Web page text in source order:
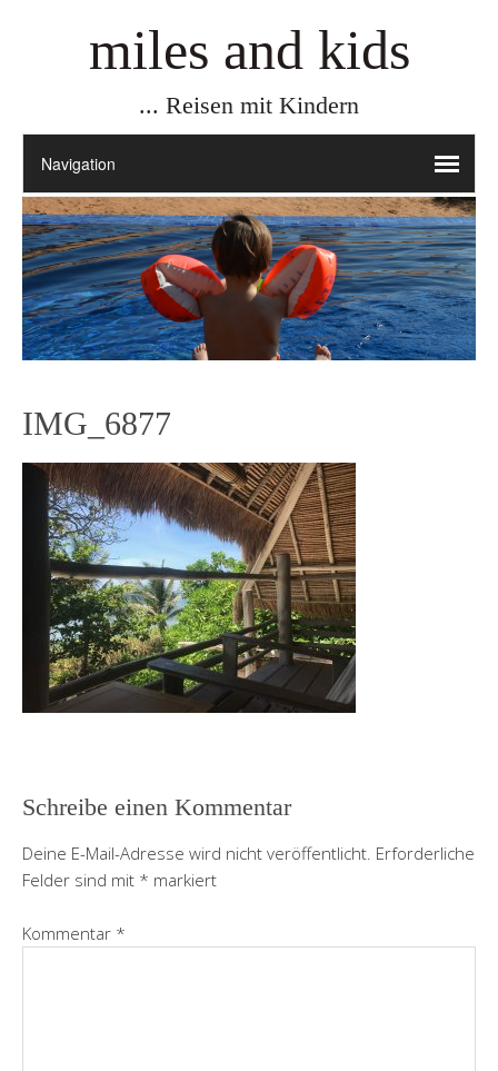
miles and kids
... Reisen mit Kindern
IMG_6877
Schreibe einen Kommentar
Deine E-Mail-Adresse wird nicht veröffentlicht. Erforderliche
Felder sind mit * markiert
Kommentar *